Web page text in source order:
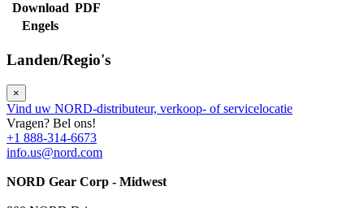
Download PDF
Engels
Landen/Regio's
×
Vind uw NORD-distributeur, verkoop- of servicelocatie
Vragen? Bel ons!
+1 888-314-6673
info.us@nord.com
NORD Gear Corp - Midwest